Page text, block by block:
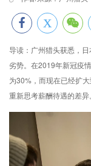
导读： 广州猎头获悉，
劣势。在2019年新冠疫
为30%，而现在已经扩
重新思考薪酬待遇的差异。